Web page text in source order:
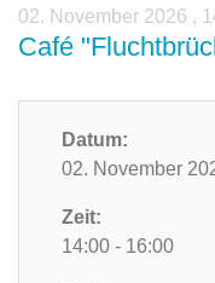
02. November 2026 ,
Café
Datum:
02. November
Zeit:
14:00 - 16:00